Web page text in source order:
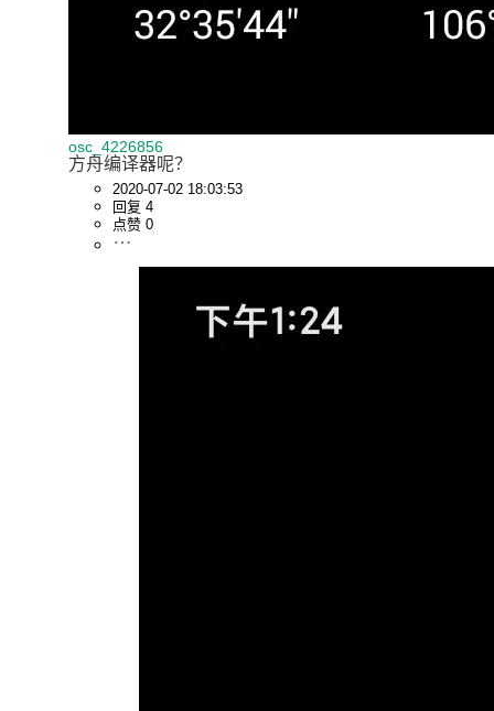
osc_4226856
方舟编译器呢？
2020-07-02 18:03:53
回复 4
点赞 0